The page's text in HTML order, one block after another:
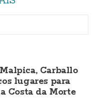
Carballo
lugares para
Costa da Morte